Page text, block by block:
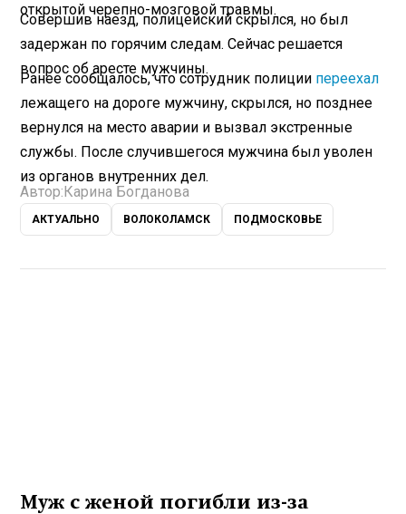
открытой черепно-мозговой травмы.
Совершив наезд, полицейский скрылся, но был
задержан по горячим следам. Сейчас решается
вопрос об аресте мужчины.
Ранее сообщалось, что сотрудник полиции переехал
лежащего на дороге мужчину, скрылся, но позднее
вернулся на место аварии и вызвал экстренные
службы. После случившегося мужчина был уволен
из органов внутренних дел.
Автор: Карина Богданова
АКТУАЛЬНО ВОЛОКОЛАМСК ПОДМОСКОВЬЕ
Муж с женой погибли из-за